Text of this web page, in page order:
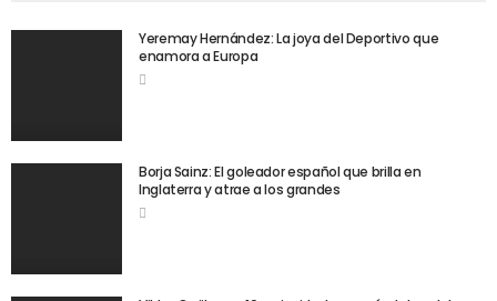
Yeremay Hernández: La joya del Deportivo que
enamora a Europa
Borja Sainz: El goleador español que brilla en
Inglaterra y atrae a los grandes